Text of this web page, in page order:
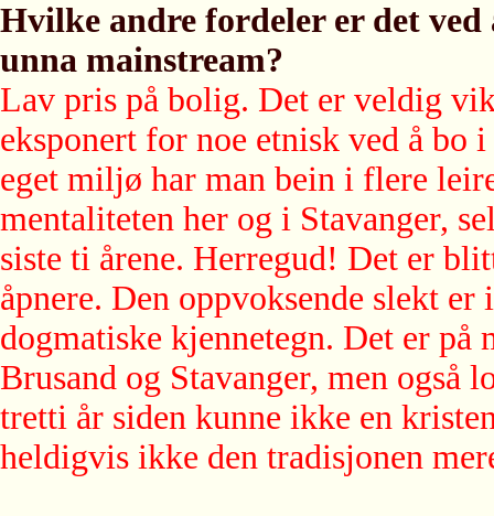
Hvilke andre fordeler er det
unna mainstream?
Lav pris på bolig. Det er veldig
eksponert for noe etnisk ved å bo
eget miljø har man bein i flere
mentaliteten her og i Stavanger,
siste ti årene. Herregud! Det er
åpnere. Den oppvoksende slekt
dogmatiske kjennetegn. Det er
Brusand og Stavanger, men
tretti år siden kunne ikke en
heldigvis ikke den tradisjonen